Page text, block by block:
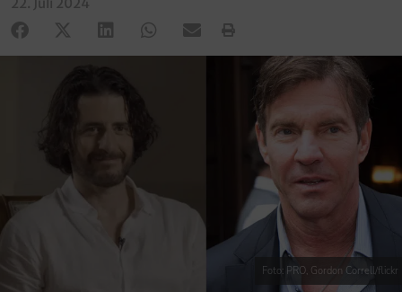
Foto: PRO, Gordon Correll/flickr